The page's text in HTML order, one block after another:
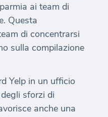
ai team di
Questa
di concentrarsi
sulla compilazione
Yelp in un ufficio
sforzi di
anche una